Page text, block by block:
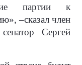
партии к
–сказал член
Сергей